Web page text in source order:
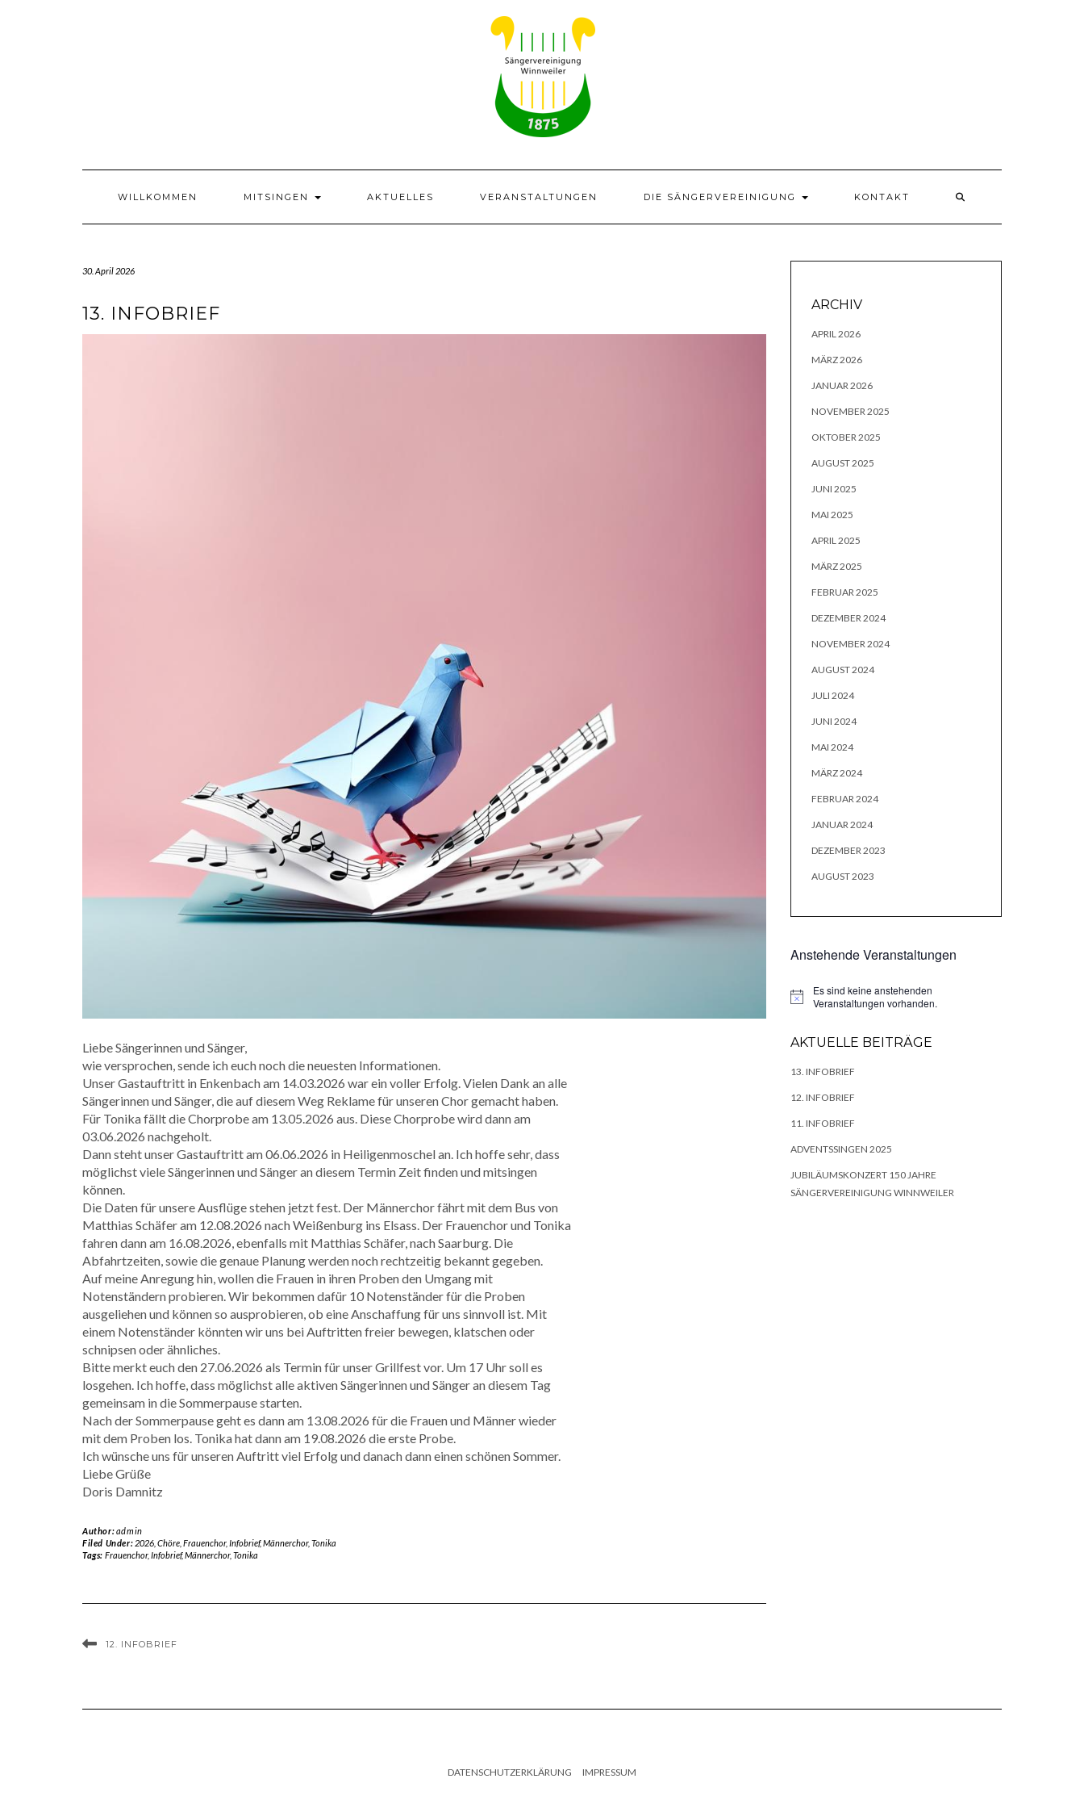
WILLKOMMEN MITSINGEN AKTUELLES VERANSTALTUNGEN DIE SÄNGERVEREINIGUNG KONTAKT
30. April 2026
13. INFOBRIEF
Liebe Sängerinnen und Sänger,
wie versprochen, sende ich euch noch die neuesten Informationen.
Unser Gastauftritt in Enkenbach am 14.03.2026 war ein voller Erfolg. Vielen Dank an alle
Sängerinnen und Sänger, die auf diesem Weg Reklame für unseren Chor gemacht haben.
Für Tonika fällt die Chorprobe am 13.05.2026 aus. Diese Chorprobe wird dann am
03.06.2026 nachgeholt.
Dann steht unser Gastauftritt am 06.06.2026 in Heiligenmoschel an. Ich hoffe sehr, dass
möglichst viele Sängerinnen und Sänger an diesem Termin Zeit finden und mitsingen
können.
Die Daten für unsere Ausflüge stehen jetzt fest. Der Männerchor fährt mit dem Bus von
Matthias Schäfer am 12.08.2026 nach Weißenburg ins Elsass. Der Frauenchor und Tonika
fahren dann am 16.08.2026, ebenfalls mit Matthias Schäfer, nach Saarburg. Die
Abfahrtzeiten, sowie die genaue Planung werden noch rechtzeitig bekannt gegeben.
Auf meine Anregung hin, wollen die Frauen in ihren Proben den Umgang mit
Notenständern probieren. Wir bekommen dafür 10 Notenständer für die Proben
ausgeliehen und können so ausprobieren, ob eine Anschaffung für uns sinnvoll ist. Mit
einem Notenständer könnten wir uns bei Auftritten freier bewegen, klatschen oder
schnipsen oder ähnliches.
Bitte merkt euch den 27.06.2026 als Termin für unser Grillfest vor. Um 17 Uhr soll es
losgehen. Ich hoffe, dass möglichst alle aktiven Sängerinnen und Sänger an diesem Tag
gemeinsam in die Sommerpause starten.
Nach der Sommerpause geht es dann am 13.08.2026 für die Frauen und Männer wieder
mit dem Proben los. Tonika hat dann am 19.08.2026 die erste Probe.
Ich wünsche uns für unseren Auftritt viel Erfolg und danach dann einen schönen Sommer.
Liebe Grüße
Doris Damnitz
Author:admin
Filed Under: 2026, Chöre, Frauenchor, Infobrief,Männerchor, Tonika
Tags: Frauenchor, Infobrief,Männerchor, Tonika
12. INFOBRIEF
ARCHIV
APRIL 2026
MÄRZ 2026
JANUAR 2026
NOVEMBER 2025
OKTOBER 2025
AUGUST 2025
JUNI 2025
MAI 2025
APRIL 2025
MÄRZ 2025
FEBRUAR 2025
DEZEMBER 2024
NOVEMBER 2024
AUGUST 2024
JULI 2024
JUNI 2024
MAI 2024
MÄRZ 2024
FEBRUAR 2024
JANUAR 2024
DEZEMBER 2023
AUGUST 2023
Anstehende Veranstaltungen
Hinweis
Es sind keine anstehenden
Veranstaltungen vorhanden.
AKTUELLE BEITRÄGE
13. INFOBRIEF
12. INFOBRIEF
11. INFOBRIEF
ADVENTSSINGEN 2025
JUBILÄUMSKONZERT 150 JAHRE
SÄNGERVEREINIGUNG WINNWEILER
DATENSCHUTZERKLÄRUNG IMPRESSUM